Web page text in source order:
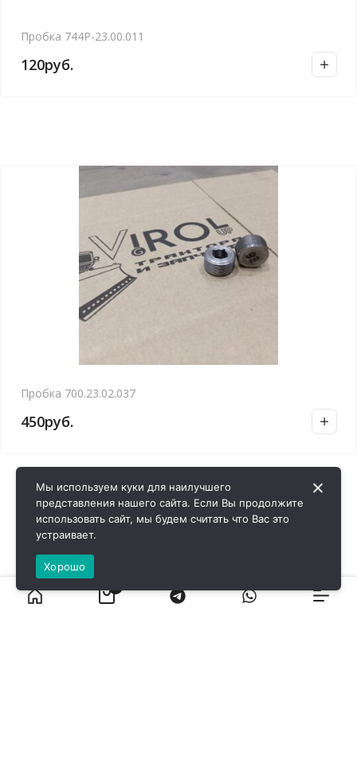
Пробка 744Р-23.00.011
120руб.
Пробка 700.23.02.037
450руб.
Мы используем куки для наилучшего
представления нашего сайта. Если Вы продолжите
использовать сайт, мы будем считать что Вас это
устраивает.
Хорошо